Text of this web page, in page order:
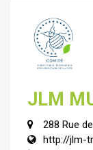
JLM
288 Rue
http://jlm-